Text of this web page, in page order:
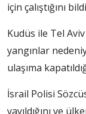
için çalıştığını
Kudüs ile Tel
yangınlar
ulaşıma
İsrail Polisi
yayıldığını ve